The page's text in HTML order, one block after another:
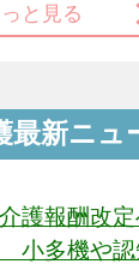
と見る
最新ニュ
護報酬改
小多機や認